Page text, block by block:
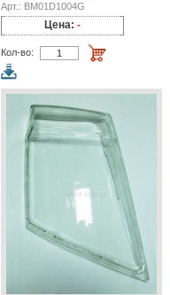
Арт.: BM01D1004G
Цена: -
Кол-во: